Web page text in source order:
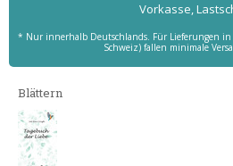
Vorkasse,
* Nur innerhalb Deutschlands. Für Lieferungen in
Schweiz) fallen minimale
Blättern